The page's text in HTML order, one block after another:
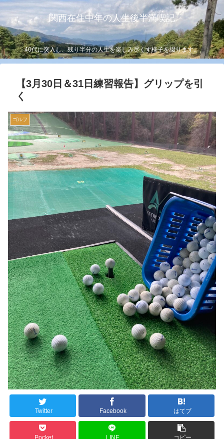
関西在住中年の人生後半満喫記
40代に突入し、残り半分の人生を楽しみ尽くす様子を綴ります。
【3月30日＆31日練習報告】グリップを引
く
ゴルフ
Twitter Facebook はてブ
Pocket LINE コピー